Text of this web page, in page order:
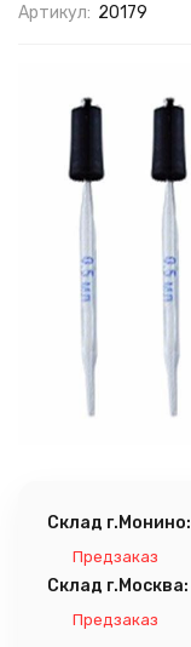
Артикул: 20179
Склад г.Монино:
Предзаказ
Склад г.Москва:
Предзаказ